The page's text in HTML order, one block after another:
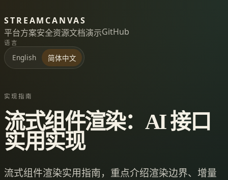
STREAMCANVAS
平台方案安全资源文档演示GitHub
语言
English 简体中文
实现指南
流式组件渲染：AI 接口
实用实现
流式组件渲染实用指南，重点介绍渲染边界、增量